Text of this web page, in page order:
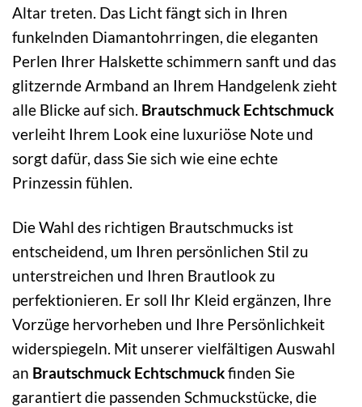
Altar treten. Das Licht fängt sich in Ihren
funkelnden Diamantohrringen, die eleganten
Perlen Ihrer Halskette schimmern sanft und das
glitzernde Armband an Ihrem Handgelenk zieht
alle Blicke auf sich. Brautschmuck Echtschmuck
verleiht Ihrem Look eine luxuriöse Note und
sorgt dafür, dass Sie sich wie eine echte
Prinzessin fühlen.
Die Wahl des richtigen Brautschmucks ist
entscheidend, um Ihren persönlichen Stil zu
unterstreichen und Ihren Brautlook zu
perfektionieren. Er soll Ihr Kleid ergänzen, Ihre
Vorzüge hervorheben und Ihre Persönlichkeit
widerspiegeln. Mit unserer vielfältigen Auswahl
an Brautschmuck Echtschmuckfinden Sie
garantiert die passenden Schmuckstücke, die